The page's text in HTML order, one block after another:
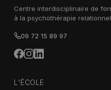
Centre interdisciplinaire de
à la psychothérapie
09 72 15 89 97
L'ÉCOLE